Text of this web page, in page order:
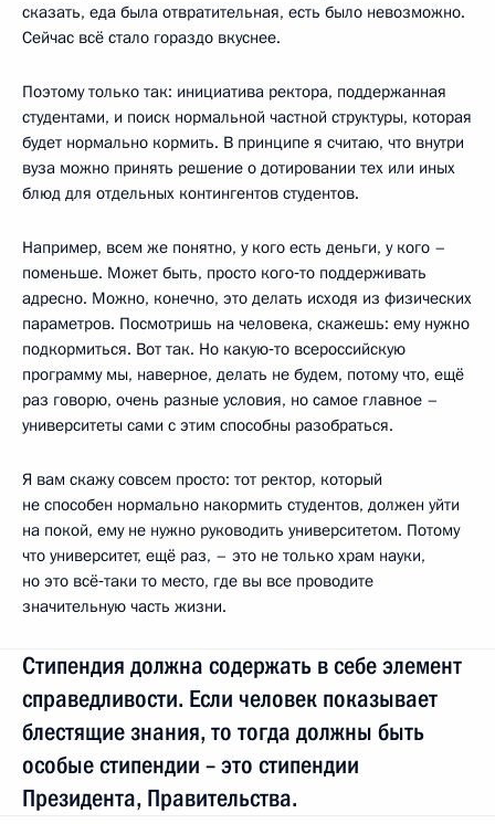
сказать, еда была отвратительная, есть было невозможно.
Сейчас всё стало гораздо вкуснее.
Поэтому только так: инициатива ректора, поддержанная
студентами, и поиск нормальной частной структуры, которая
будет нормально кормить. В принципе я считаю, что внутри
вуза можно принять решение о дотировании тех или иных
блюд для отдельных контингентов студентов.
Например, всем же понятно, у кого есть деньги, у кого –
поменьше. Может быть, просто кого‑то поддерживать
адресно. Можно, конечно, это делать исходя из физических
параметров. Посмотришь на человека, скажешь: ему нужно
подкормиться. Вот так. Но какую‑то всероссийскую
программу мы, наверное, делать не будем, потому что, ещё
раз говорю, очень разные условия, но самое главное –
университеты сами с этим способны разобраться.
Я вам скажу совсем просто: тот ректор, который
не способен нормально накормить студентов, должен уйти
на покой, ему не нужно руководить университетом. Потому
что университет, ещё раз, – это не только храм науки,
но это всё‑таки то место, где вы все проводите
значительную часть жизни.
Стипендия должна содержать в себе элемент
справедливости. Если человек показывает
блестящие знания, то тогда должны быть
особые стипендии – это стипендии
Президента, Правительства.